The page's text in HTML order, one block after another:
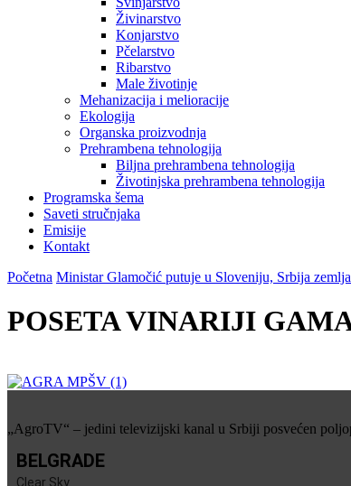
Živinarstvo
Konjarstvo
Pčelarstvo
Ribarstvo
Male životinje
Mehanizacija i melioracije
Ekologija
Organska proizvodnja
Prehrambena tehnologija
Biljna prehrambena tehnologija
Životinjska prehrambena tehnologija
Programska šema
Saveti stručnjaka
Emisije
Kontakt
Početna Ministar Glamočić putuje u Sloveniju, Srbija
POSETA VINARIJI
„AgroTV“ – jedini televizijski kanal u Srbiji posvećen
BELGRADE
Clear Sky